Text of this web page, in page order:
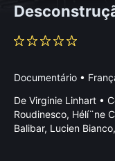
Documentário •
De Virginie Linhart •
Roudinesco, Hélí¨ne
Balibar, Lucien